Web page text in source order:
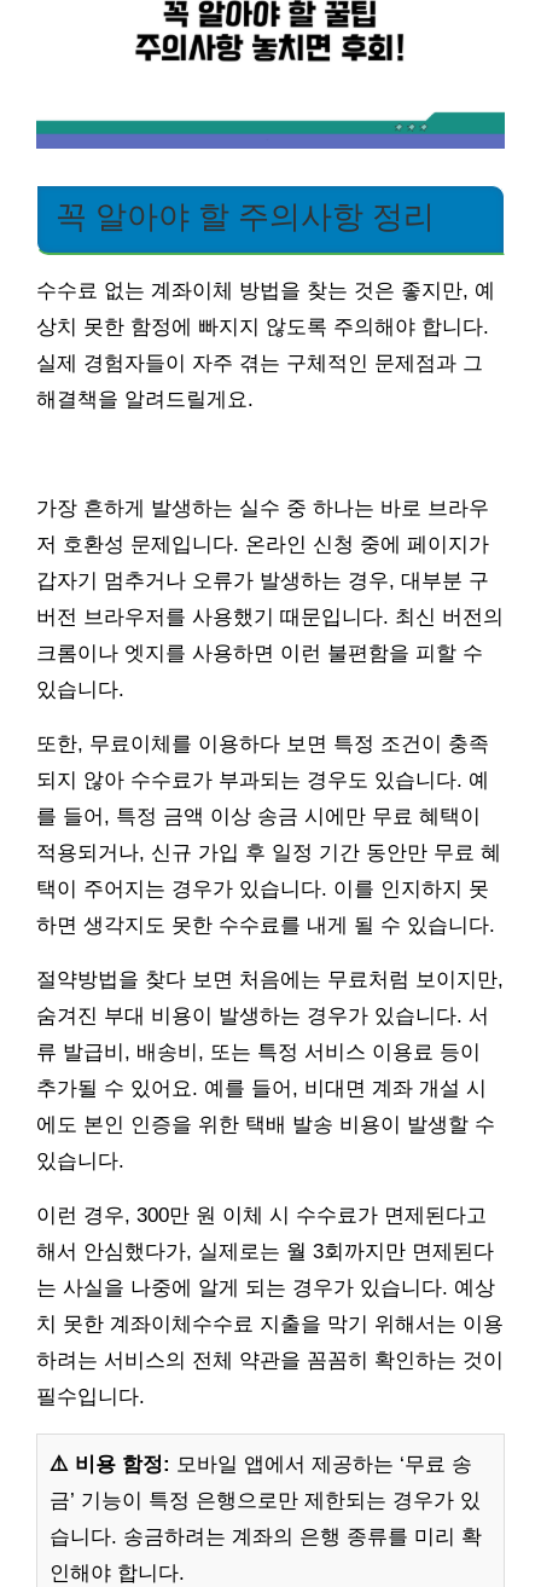
꼭 알아야 할 주의사항 정리
수수료 없는 계좌이체 방법을 찾는 것은 좋지만, 예
상치 못한 함정에 빠지지 않도록 주의해야 합니다.
실제 경험자들이 자주 겪는 구체적인 문제점과 그
해결책을 알려드릴게요.
가장 흔하게 발생하는 실수 중 하나는 바로 브라우
저 호환성 문제입니다. 온라인 신청 중에 페이지가
갑자기 멈추거나 오류가 발생하는 경우, 대부분 구
버전 브라우저를 사용했기 때문입니다. 최신 버전의
크롬이나 엣지를 사용하면 이런 불편함을 피할 수
있습니다.
또한, 무료이체를 이용하다 보면 특정 조건이 충족
되지 않아 수수료가 부과되는 경우도 있습니다. 예
를 들어, 특정 금액 이상 송금 시에만 무료 혜택이
적용되거나, 신규 가입 후 일정 기간 동안만 무료 혜
택이 주어지는 경우가 있습니다. 이를 인지하지 못
하면 생각지도 못한 수수료를 내게 될 수 있습니다.
절약방법을 찾다 보면 처음에는 무료처럼 보이지만,
숨겨진 부대 비용이 발생하는 경우가 있습니다. 서
류 발급비, 배송비, 또는 특정 서비스 이용료 등이
추가될 수 있어요. 예를 들어, 비대면 계좌 개설 시
에도 본인 인증을 위한 택배 발송 비용이 발생할 수
있습니다.
이런 경우, 300만 원 이체 시 수수료가 면제된다고
해서 안심했다가, 실제로는 월 3회까지만 면제된다
는 사실을 나중에 알게 되는 경우가 있습니다. 예상
치 못한 계좌이체수수료 지출을 막기 위해서는 이용
하려는 서비스의 전체 약관을 꼼꼼히 확인하는 것이
필수입니다.
⚠️ 비용 함정: 모바일 앱에서 제공하는 ‘무료 송
금’ 기능이 특정 은행으로만 제한되는 경우가 있
습니다. 송금하려는 계좌의 은행 종류를 미리 확
인해야 합니다.